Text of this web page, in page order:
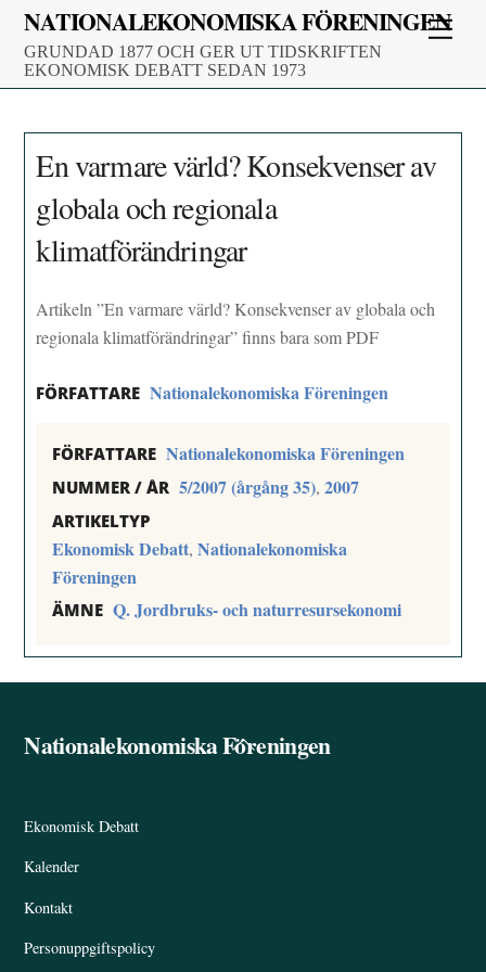
Skip
content
NATIONALEKONOMISKA FÖRENINGEN
GRUNDAD 1877 OCH GER UT TIDSKRIFTEN
EKONOMISK DEBATT SEDAN 1973
En varmare värld? Konsekvenser av
globala och regionala
klimatförändringar
Artikeln ”En varmare värld? Konsekvenser av globala och
regionala klimatförändringar” finns bara som PDF
FÖRFATTARE Nationalekonomiska Föreningen
FÖRFATTARE Nationalekonomiska Föreningen
NUMMER / ÅR 5/2007 (årgång 35),2007
ARTIKELTYP
Ekonomisk Debatt,Nationalekonomiska
Föreningen
ÄMNE Q. Jordbruks- och naturresursekonomi
Back
Nationalekonomiska Föreningen
Ekonomisk Debatt
Kalender
Kontakt
Personuppgiftspolicy